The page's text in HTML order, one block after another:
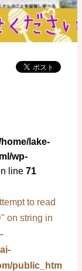
home/lake-
wp-
line 71
to read
on string in
public_html/wp-